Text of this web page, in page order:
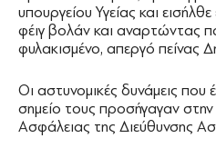
υπουργείου Υγείας και
φέιγ βολάν και αναρτώντας
φυλακισμένο, απεργό πείνας
Οι αστυνομικές δυνάμεις
σημείο τους προσήγαγαν
Ασφάλειας της Διεύθυνσης